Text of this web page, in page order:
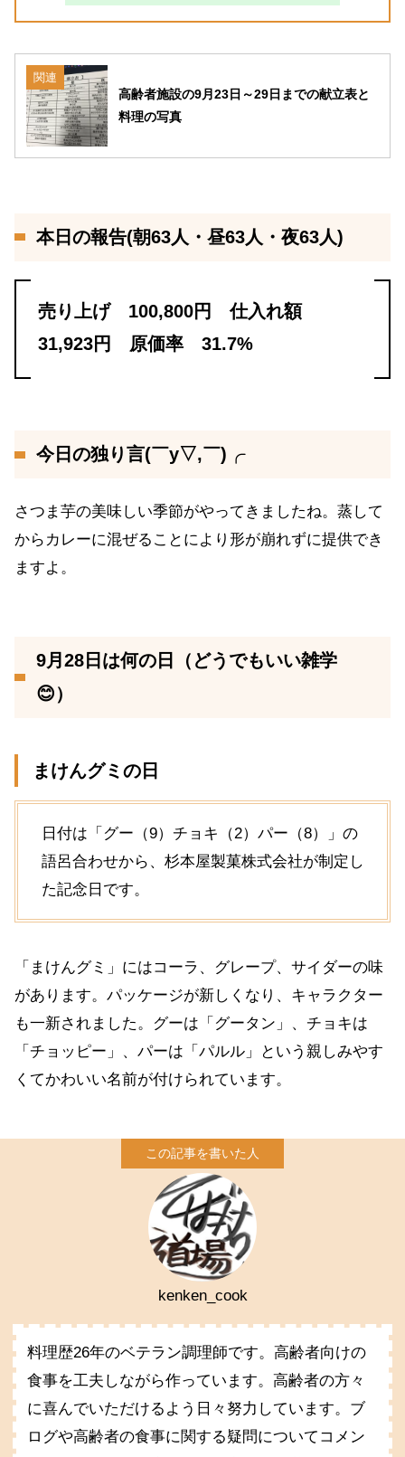
関連
高齢者施設の9月23日～29日までの献立表と
料理の写真
本日の報告(朝63人・昼63人・夜63人)
売り上げ 100,800円 仕入れ額
31,923円 原価率 31.7%
今日の独り言(￣y▽,￣)╭
さつま芋の美味しい季節がやってきましたね。蒸して
からカレーに混ぜることにより形が崩れずに提供でき
ますよ。
9月28日は何の日（どうでもいい雑学
😊）
まけんグミの日
日付は「グー（9）チョキ（2）パー（8）」の
語呂合わせから、杉本屋製菓株式会社が制定し
た記念日です。
「まけんグミ」にはコーラ、グレープ、サイダーの味
があります。パッケージが新しくなり、キャラクター
も一新されました。グーは「グータン」、チョキは
「チョッピー」、パーは「パルル」という親しみやす
くてかわいい名前が付けられています。
kenken_cook
料理歴26年のベテラン調理師です。高齢者向けの
食事を工夫しながら作っています。高齢者の方々
に喜んでいただけるよう日々努力しています。ブ
ログや高齢者の食事に関する疑問についてコメン